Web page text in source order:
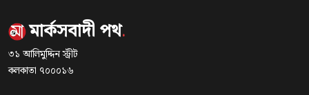
মার্কসবাদী পথ.
৩১ আলিমুদ্দিন স্ট্রীট
কলকাতা ৭০০০১৬